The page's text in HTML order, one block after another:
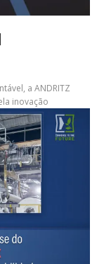
a ANDRITZ
inovação